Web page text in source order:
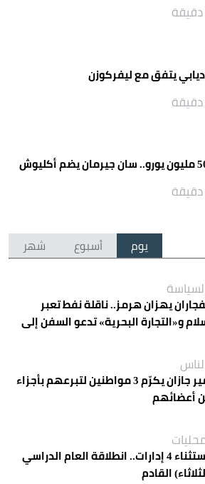
يتفق مع ليفركوزن
يوم أسبوع شهر
يهزان هرمز.. ناقلة نفط تعبر
و«التجارة البحرية» تدعو السفن إلى
أمير جازان يكرّم 3 مواطنين لتبرعهم بأجزاء
أعضائهم
باستثناء 4 إدارات.. انطلاقة العام الدراسي
القادم